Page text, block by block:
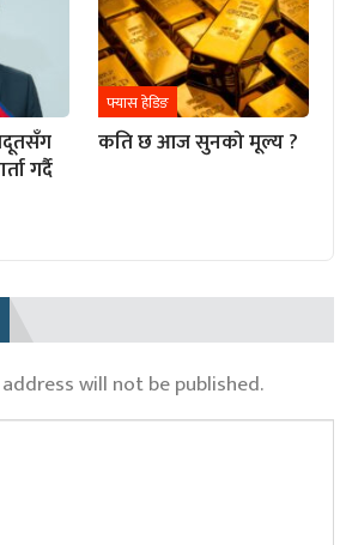
गर्दै
फ्यास हेडिङ
कति छ आज सुनको मूल्य ?
will not be published.